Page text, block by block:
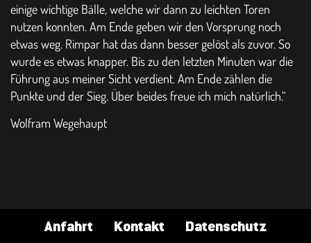
einige wichtige Bälle, welche wir dann zu leichten Toren
nutzen konnten. Am Ende geben wir den Vorsprung noch
etwas weg. Rimpar hat das dann besser gelöst als zuvor. So
wurde es etwas knapper. Bis zu den letzten Minuten war die
Führung aus meiner Sicht verdient. Am Ende zählen die
Punkte und der Sieg. Über beides freue ich mich natürlich.“
Wolfram Wegehaupt
Anfahrt Kontakt Datenschutz